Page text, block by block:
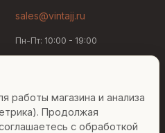
sales@vintajj.ru
Пн-Пт: 10:00 - 19:00
cookies
работы магазина и анализа
Продолжая
с обработкой
могу помочь?